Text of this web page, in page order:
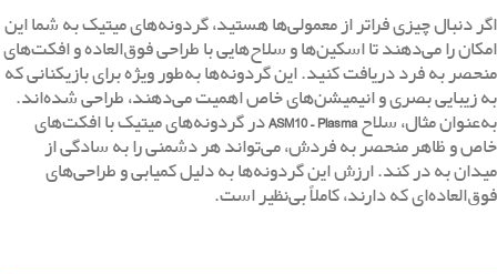
اگر دنبال چیزی فراتر از معمولی‌ها هستید، گردونه‌های میتیک به شما این
امکان را می‌دهند تا اسکین‌ها و سلاح‌هایی با طراحی فوق‌العاده و افکت‌های
منحصر به فرد دریافت کنید. این گردونه‌ها به‌طور ویژه برای بازیکنانی که
به زیبایی بصری و انیمیشن‌های خاص اهمیت می‌دهند، طراحی شده‌اند.
به‌عنوان مثال، سلاحASM10 – Plasmaدر گردونه‌های میتیک با افکت‌های
خاص و ظاهر منحصر به فردش، می‌تواند هر دشمنی را به سادگی از
میدان به در کند. ارزش این گردونه‌ها به دلیل کمیابی و طراحی‌های
فوق‌العاده‌ای که دارند، کاملاً بی‌نظیر است.